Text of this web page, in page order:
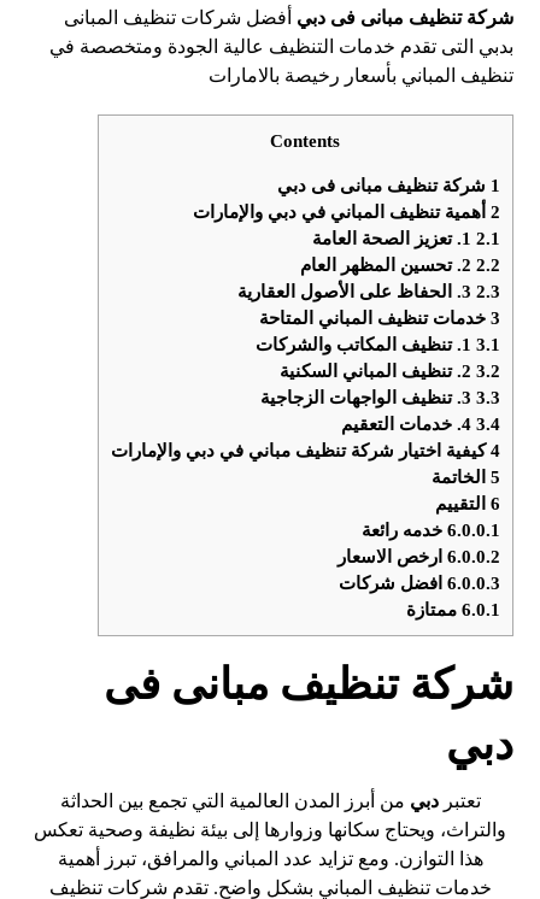
شركة تنظيف مبانى فى دبي أفضل شركات تنظيف المبانى
بدبي التى تقدم خدمات التنظيف عالية الجودة ومتخصصة في
تنظيف المباني بأسعار رخيصة بالامارات
Contents
1 شركة تنظيف مبانى فى دبي
2 أهمية تنظيف المباني في دبي والإمارات
2.1
2.2
2.3
3 خدمات تنظيف المباني المتاحة
3.1
3.2
3.3
3.4 4. خدمات التعقيم
4كيفية اختيار شركة تنظيف مباني في دبي والإمارات
5 الخاتمة
6 التقييم
6.0.0.1 خدمه رائعة
6.0.0.2 ارخص الاسعار
6.0.0.3 افضل شركات
6.0.1 ممتازة
شركة تنظيف مبانى فى
دبي
تعتبردبي من أبرز المدن العالمية التي تجمع بين الحداثة
والتراث، ويحتاج سكانها وزوارها إلى بيئة نظيفة وصحية تعكس
هذا التوازن. ومع تزايد عدد المباني والمرافق، تبرز أهمية
خدمات تنظيف المباني بشكل واضح. تقدم شركات تنظيف